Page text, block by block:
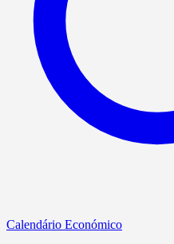
Calendário Económico